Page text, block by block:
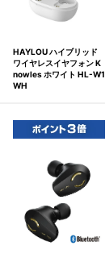
HAYLOU ハイブリッド
ワイヤレスイヤフォン K
nowles ホワイト HL-W1
WH